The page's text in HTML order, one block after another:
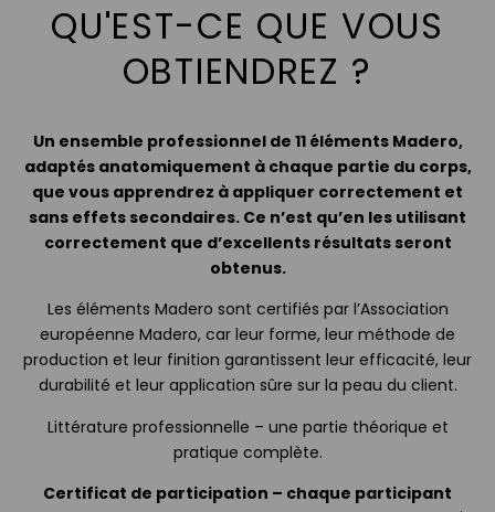
QU'EST-CE QUE VOUS
OBTIENDREZ ?
Un ensemble professionnel de 11 éléments Madero,
adaptés anatomiquement à chaque partie du corps,
que vous apprendrez à appliquer correctement et
sans effets secondaires. Ce n’est qu’en les utilisant
correctement que d’excellents résultats seront
obtenus.
Les éléments Madero sont certifiés par l’Association
européenne Madero, car leur forme, leur méthode de
production et leur finition garantissent leur efficacité, leur
durabilité et leur application sûre sur la peau du client.
Littérature professionnelle – une partie théorique et
pratique complète.
Certificat de participation – chaque participant